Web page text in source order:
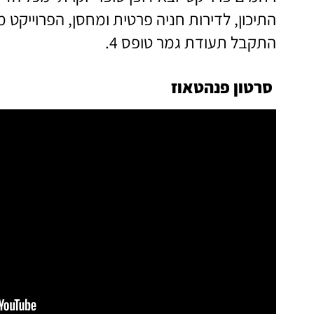
התיכון, לדירות חניה פרטית ומחסן, הפרוייקט
התקבל תעודת גמר טופס 4.
סרטון פנהטאוז